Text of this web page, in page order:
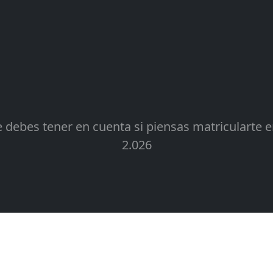
tener en cuenta si piensas matricularte
2.026